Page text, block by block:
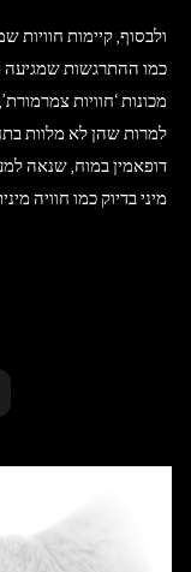
ולבסוף, קיימות
מכונות ‘חוויות
למרות שהן לא מלוות
דופאמין במוח, שנאה
מיני בדיוק כמו חוויה